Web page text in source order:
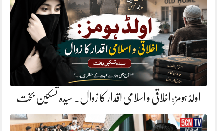
اولڈ ہومز: اخلاقی و اسلامی اقدار کا زوال. سیدہ تسکین بخت